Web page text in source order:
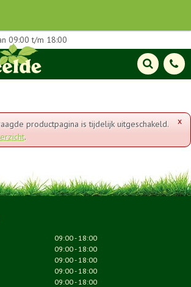
09:00 t/m 18:00
x
productpagina is tijdelijk uitgeschakeld.
.
09:00 - 18:00
09:00 - 18:00
09:00 - 18:00
09:00 - 18:00
09:00 - 18:00